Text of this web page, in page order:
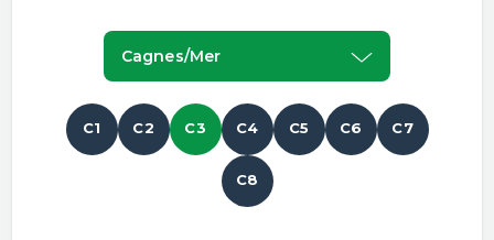
Cagnes/mer
C1 C2 C3 C4 C5 C6 C7
C8